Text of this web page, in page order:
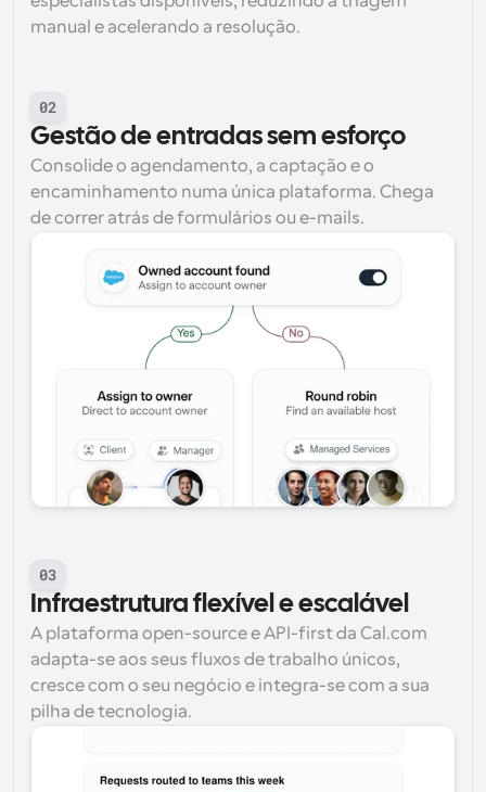
manual e acelerando a resolução.
02
Gestão de entradas sem esforço
Consolide o agendamento, a captação e o
encaminhamento numa única plataforma. Chega
de correr atrás de formulários ou e-mails.
03
Infraestrutura flexível e escalável
A plataforma open-source e API-first da Cal.com
adapta-se aos seus fluxos de trabalho únicos,
cresce com o seu negócio e integra-se com a sua
pilha de tecnologia.